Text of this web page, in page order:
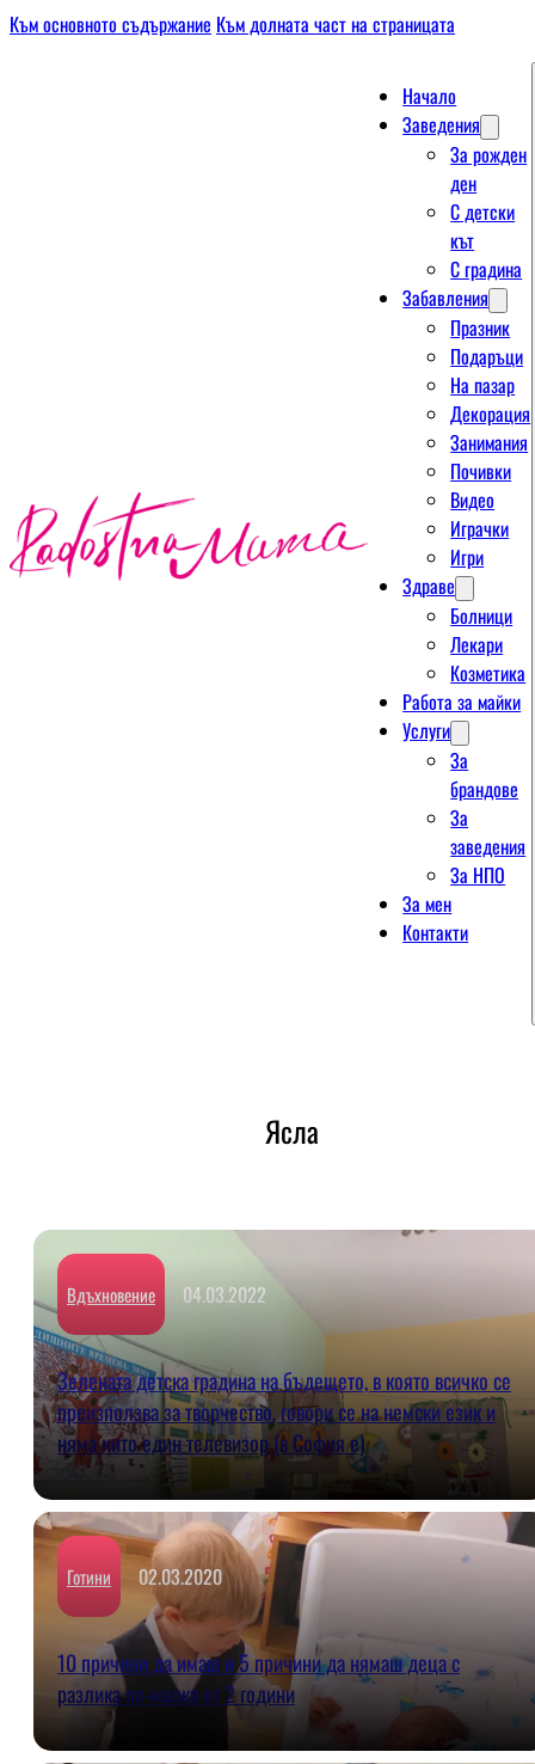
Към основното съдържание Към долната част на страницата
Начало
Заведения
За рожден
ден
С детски
кът
С градина
Забавления
Празник
Подаръци
На пазар
Декорация
Занимания
Почивки
Видео
Играчки
Игри
Здраве
Болници
Лекари
Козметика
Работа за майки
Услуги
За
брандове
За
заведения
За НПО
За мен
Контакти
Ясла
Вдъхновение 04.03.2022
Зелената детска градина на бъдещето, в която всичко се
преизползва за творчество, говори се на немски език и
няма нито един телевизор (в София е)
Готини 02.03.2020
10 причини да имаш и 5 причини да нямаш деца с
разлика по-малка от 2 години